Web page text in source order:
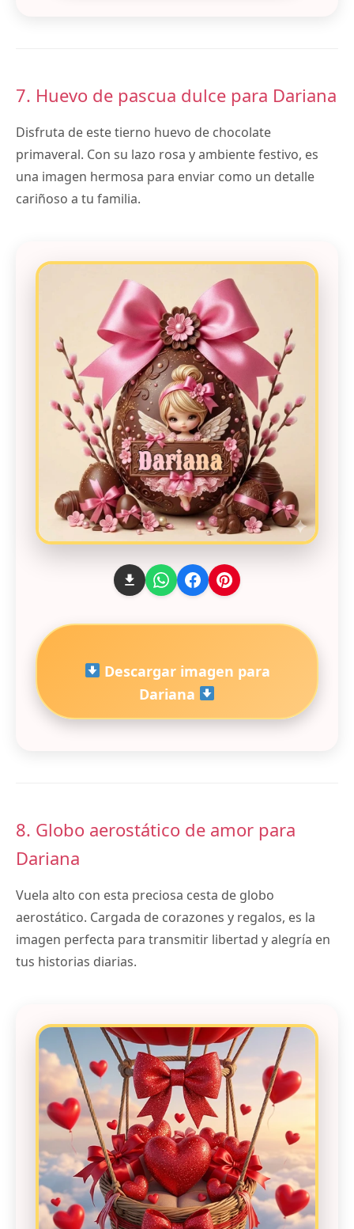
7. Huevo de pascua dulce para Dariana
Disfruta de este tierno huevo de chocolate
primaveral. Con su lazo rosa y ambiente festivo, es
una imagen hermosa para enviar como un detalle
cariñoso a tu familia.
Descargar imagen para
Dariana
8. Globo aerostático de amor para
Dariana
Vuela alto con esta preciosa cesta de globo
aerostático. Cargada de corazones y regalos, es la
imagen perfecta para transmitir libertad y alegría en
tus historias diarias.